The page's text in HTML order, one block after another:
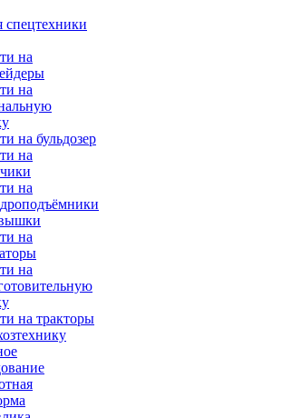
спецтехники
на
на
на бульдозер
на
на
на
на
на тракторы